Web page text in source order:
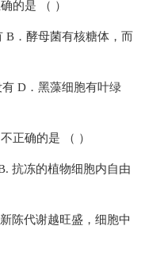
的是 （ ）
B．酵母菌有核糖体，而
D．黑藻细胞有叶绿
正确的是 （ ）
抗冻的植物细胞内自由
陈代谢越旺盛，细胞中